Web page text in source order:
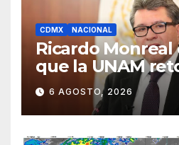
CDMX NACIONAL
Ricardo Monreal
que la UNAM
normalidad e
semestre
diálogo
6 AGOSTO, 2026